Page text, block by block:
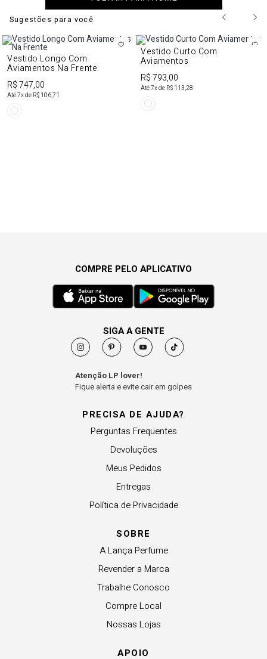
Sugestões para você
Vestido Longo Com
Aviamentos Na Frente
R$ 747,00
Até7x de R$ 106,71
Vestido Curto Com
Aviamentos
R$ 793,00
Até7x de R$ 113,28
PRECISA DE AJUDA?
Perguntas Frequentes
Devoluções
Meus Pedidos
Entregas
Política de Privacidade
SOBRE
A Lança Perfume
Revender a Marca
Trabalhe Conosco
Compre Local
Nossas Lojas
APOIO
COMPRE PELO APLICATIVO
SIGA A GENTE
Atenção LP lover!
Fique alerta e evite cair em golpes